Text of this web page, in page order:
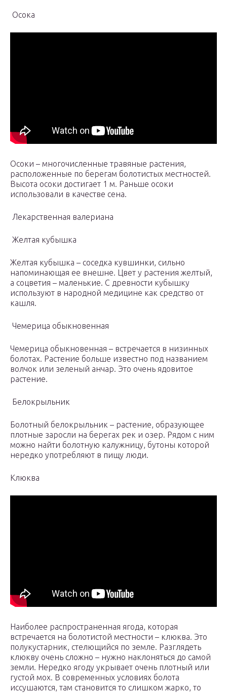
Осока
Осоки – многочисленные травяные растения,
расположенные по берегам болотистых местностей.
Высота осоки достигает 1 м. Раньше осоки
использовали в качестве сена.
Лекарственная валериана
Желтая кубышка
Желтая кубышка – соседка кувшинки, сильно
напоминающая ее внешне. Цвет у растения желтый,
а соцветия – маленькие. С древности кубышку
используют в народной медицине как средство от
кашля.
Чемерица обыкновенная
Чемерица обыкновенная – встречается в низинных
болотах. Растение больше известно под названием
волчок или зеленый анчар. Это очень ядовитое
растение.
Белокрыльник
Болотный белокрыльник – растение, образующее
плотные заросли на берегах рек и озер. Рядом с ним
можно найти болотную калужницу, бутоны которой
нередко употребляют в пищу люди.
Клюква
Наиболее распространенная ягода, которая
встречается на болотистой местности – клюква. Это
полукустарник, стелющийся по земле. Разглядеть
клюкву очень сложно – нужно наклоняться до самой
земли. Нередко ягоду укрывает очень плотный или
густой мох. В современных условиях болота
иссушаются, там становится то слишком жарко, то